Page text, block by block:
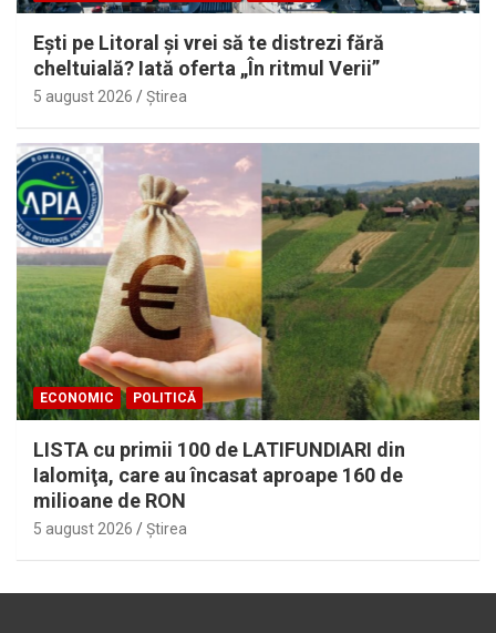
Eşti pe Litoral şi vrei să te distrezi fără
cheltuială? Iată oferta „În ritmul Verii”
5 august 2026 Ştirea
ECONOMIC POLITICĂ
LISTA cu primii 100 de LATIFUNDIARI din
Ialomiţa, care au încasat aproape 160 de
milioane de RON
5 august 2026 Ştirea